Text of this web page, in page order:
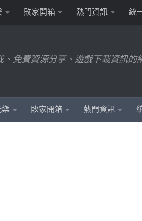
敗家開箱 熱門資訊 統
、免費資源分享、遊戲下載資訊的
樂 敗家開箱 熱門資訊